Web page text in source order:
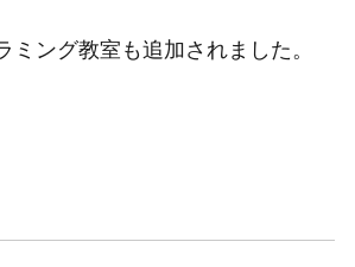
ミング教室も追加されました。